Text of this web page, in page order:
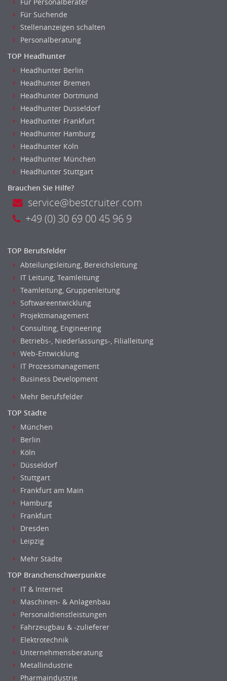
Geowissenschaften
Labor, Forschung
Pharmazie
Physik
Agiles Projektmanagement
Digital Leadership
Industrie 4.0
Internet of Things
Angestellte, Beamte auf Bundesebene
Angestellte, Beamte auf Landes-, kommunaler Ebene
Angestellte, Beamte im auswärtigen Dienst
Feuerwehr
Steuerverwaltung, Finanzverwaltung
Verbände, Vereine
Anästhesie und Intensivpflege
Ergotherapie
Gesundheits- und Kinderkrankenpflege
Gesundheits- und Krankenpflege
Hebamme, Entbindungshelfer
Heilerziehungspfleger
Logopädie
Pflegehelfer
Physiotherapie
Sanitätsdienst, ambulanter Dienst
Strahlentherapie
Außendienst
Immobilienmakler
Innendienst, Sachbearbeitung
Kundenservice
Vertrieb & Verkauf Leitung, Teamleitung
Pharmaberater
Pre-Sales
Telesales
Verkauf (Handel)
Für Suchende
Stellenanzeigen schalten
Personalberatung
TOP Headhunter
Headhunter Berlin
Headhunter Bremen
Headhunter Dortmund
Headhunter Dusseldorf
Headhunter Frankfurt
Headhunter Hamburg
Headhunter Koln
Headhunter München
Headhunter Stuttgart
Brauchen Sie Hilfe?
service@bestcruiter.com
+49 (0) 30 69 00 45 96 9
TOP Berufsfelder
Abteilungsleitung, Bereichsleitung
IT Leitung, Teamleitung
Teamleitung, Gruppenleitung
Softwareentwicklung
Projektmanagement
Consulting, Engineering
Betriebs-, Niederlassungs-, Filialleitung
Web-Entwicklung
IT Prozessmanagement
Business Development
Mehr Berufsfelder
TOP Städte
München
Berlin
Köln
Düsseldorf
Stuttgart
Frankfurt am Main
Hamburg
Frankfurt
Dresden
Leipzig
Mehr Städte
TOP Branchenschwerpunkte
IT & Internet
Maschinen- & Anlagenbau
Personaldienstleistungen
Fahrzeugbau & -zulieferer
Elektrotechnik
Unternehmensberatung
Metallindustrie
Pharmaindustrie